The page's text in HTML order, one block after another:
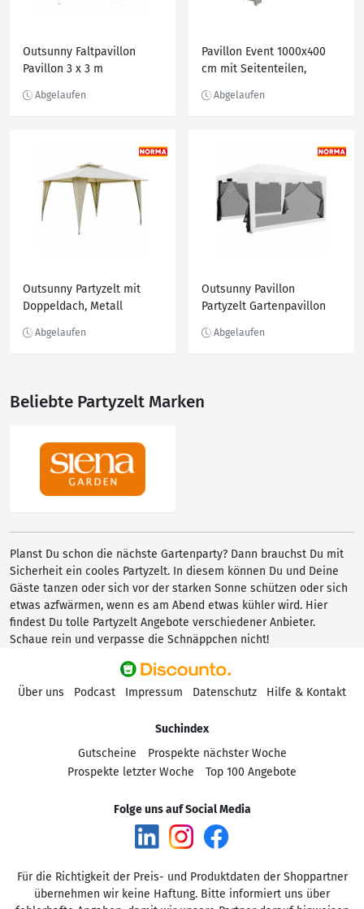
Outsunny Faltpavillon
Pavillon 3 x 3 m
Partyzelt höhenverstellbar
Pavillon Event 1000x400
cm mit Seitenteilen,
Outsunny Partyzelt mit
Doppeldach, Metall
3,5x3,5x2,7m
Outsunny Pavillon
Partyzelt Gartenpavillon
Seitenwänden
Beliebte Partyzelt Marken
Planst Du schon die nächste Gartenparty? Dann brauchst Du mit
Sicherheit ein cooles Partyzelt. In diesem können Du und Deine
Gäste tanzen oder sich vor der starken Sonne schützen oder sich
etwas azfwärmen, wenn es am Abend etwas kühler wird. Hier
findest Du tolle Partyzelt Angebote verschiedener Anbieter.
Schaue rein und verpasse die Schnäppchen nicht!
Über uns Podcast Impressum Datenschutz Hilfe & Kontakt
Suchindex
Gutscheine
Prospekte nächster Woche
Prospekte letzter Woche
Top 100 Angebote
Folge uns auf Social Media
Für die Richtigkeit der Preis- und Produktdaten der Shoppartner
übernehmen wir keine Haftung. Bitte informiert uns über